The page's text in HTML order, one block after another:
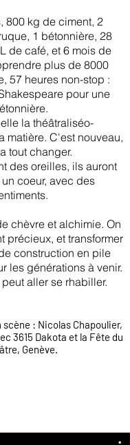
800 kg de ciment, 2
1 bétonnière, 28
de café, et 6 mois de
plus de 8000
57 heures non-stop :
pour une
la théâtraliséo-
matière. C'est nouveau,
tout changer.
des oreilles, ils auront
coeur, avec des
chèvre et alchimie. On
précieux, et transformer
construction en pile
les générations à venir.
aller se rhabiller.
: Nicolas Chapoulier,
3615 Dakota et la Fête du
Genève.